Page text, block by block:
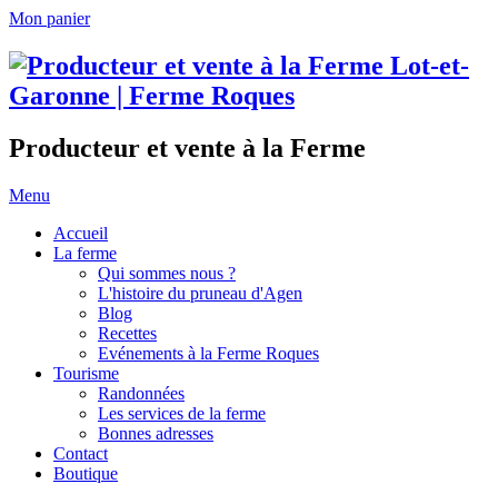
Mon panier
Producteur et vente à la Ferme
Menu
Accueil
La ferme
Qui sommes nous ?
L'histoire du pruneau d'Agen
Blog
Recettes
Evénements à la Ferme Roques
Tourisme
Randonnées
Les services de la ferme
Bonnes adresses
Contact
Boutique